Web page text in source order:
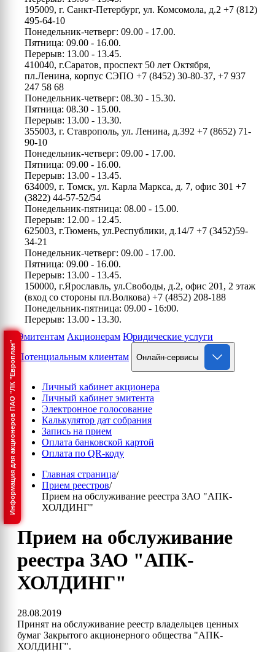
Информация для акционеров ПАО "ЛК "Европлан"
195009, г. Санкт-Петербург, ул. Комсомола, д.2 +7 (812)
495-64-10
Понедельник-четверг: 09.00 - 17.00.
Пятница: 09.00 - 16.00.
Перерыв: 13.00 - 13.45.
410040, г.Саратов, проспект 50 лет Октября,
пл.Ленина, корпус СЭПО +7 (8452) 30-80-37, +7 937
247 58 68
Понедельник-четверг: 08.30 - 15.30.
Пятница: 08.30 - 15.00.
Перерыв: 13.00 - 13.30.
355003, г. Ставрополь, ул. Ленина, д.392 +7 (8652) 71-
90-10
Понедельник-четверг: 09.00 - 17.00.
Пятница: 09.00 - 16.00.
Перерыв: 13.00 - 13.45.
634009, г. Томск, ул. Карла Маркса, д. 7, офис 301 +7
(3822) 44-57-52/54
Понедельник-пятница: 08.00 - 15.00.
Перерыв: 12.00 - 12.45.
625003, г.Тюмень, ул.Республики, д.14/7 +7 (3452)59-
34-21
Понедельник-четверг: 09.00 - 17.00.
Пятница: 09.00 - 16.00.
Перерыв: 13.00 - 13.45.
150000, г.Ярославль, ул.Свободы, д.2, офис 201, 2 этаж
(вход со стороны пл.Волкова) +7 (4852) 208-188
Понедельник-пятница: 09.00 - 16:00.
Перерыв: 13.00 - 13.30.
Эмитентам Акционерам Юридические услуги
Потенциальным клиентам
Онлайн-сервисы
Личный кабинет акционера
Личный кабинет эмитента
Электронное голосование
Калькулятор дат собрания
Запись на прием
Оплата банковской картой
Оплата по QR-коду
Главная страница/
Прием реестров/
Прием на обслуживание реестра ЗАО "АПК-
ХОЛДИНГ"
Прием на обслуживание
реестра ЗАО "АПК-
ХОЛДИНГ"
28.08.2019
Принят на обслуживание реестр владельцев ценных
бумаг Закрытого акционерного общества "АПК-
ХОЛДИНГ".